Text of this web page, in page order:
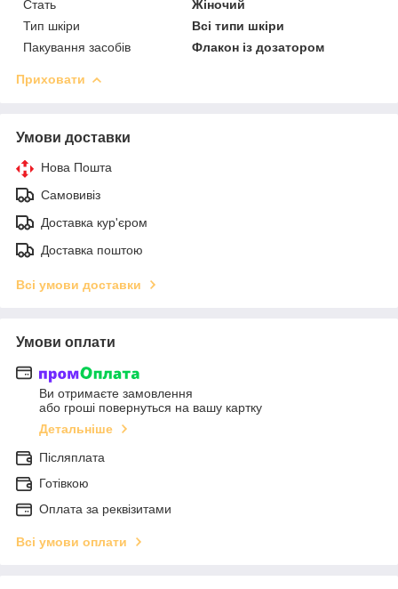
Стать
Жіночий
Тип шкіри
Всі типи шкіри
Пакування засобів
Флакон із дозатором
Приховати
Умови доставки
Нова Пошта
Самовивіз
Доставка кур'єром
Доставка поштою
Всі умови доставки
Умови оплати
Ви отримаєте замовлення
або гроші повернуться на вашу картку
Детальніше
Післяплата
Готівкою
Оплата за реквізитами
Всі умови оплати